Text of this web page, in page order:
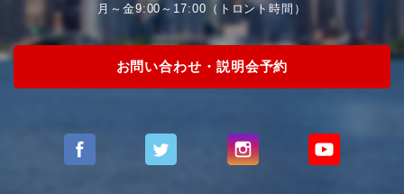
月～金9:00～17:00（トロント時間）
お問い合わせ・説明会予約